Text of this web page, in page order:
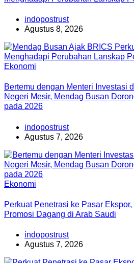
indopostrust
Agustus 8, 2026
Ekonomi
Bertemu dengan Menteri Investasi
Negeri Mesir, Mendag Busan
pada 2026
indopostrust
Agustus 7, 2026
Ekonomi
Perkuat Penetrasi ke Pasar
Promosi Dagang di Arab Saudi
indopostrust
Agustus 7, 2026